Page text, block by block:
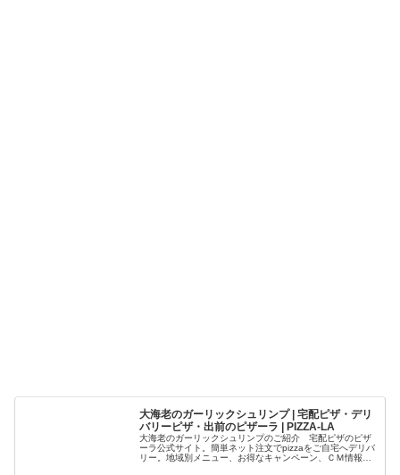
大海老のガーリックシュリンプ | 宅配ピザ・デリ
バリーピザ・出前のピザーラ | PIZZA-LA
大海老のガーリックシュリンプのご紹介 宅配ピザのピザ
ーラ公式サイト。簡単ネット注文でpizzaをご自宅へデリバ
リー。地域別メニュー、お得なキャンペーン、ＣＭ情報な